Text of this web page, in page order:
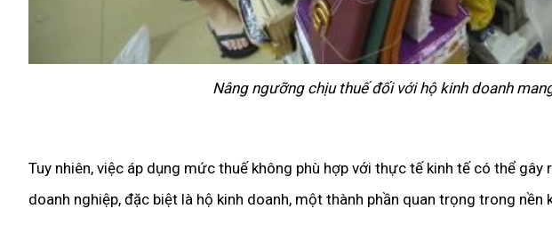
Nâng ngưỡng chịu thuế đối với hộ kinh doanh
Tuy nhiên, việc áp dụng mức thuế không phù hợp với thực tế kinh tế có thể
doanh nghiệp, đặc biệt là hộ kinh doanh, một thành phần quan trọng trong nền